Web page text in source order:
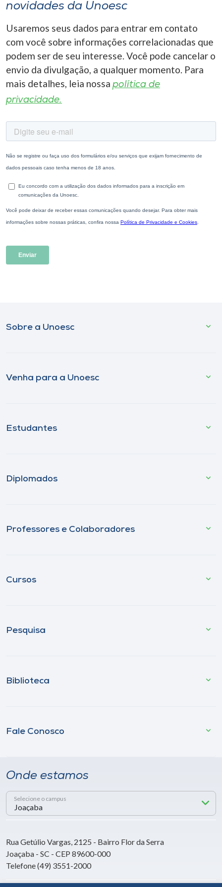
novidades da Unoesc
Usaremos seus dados para entrar em contato
com você sobre informações correlacionadas que
podem ser de seu interesse. Você pode cancelar o
envio da divulgação, a qualquer momento. Para
mais detalhes, leia nossa política de
privacidade.
Sobre a Unoesc
Venha para a Unoesc
Estudantes
Diplomados
Professores e Colaboradores
Cursos
Pesquisa
Biblioteca
Fale Conosco
Onde estamos
Selecione o campus
Rua Getúlio Vargas, 2125 - Bairro Flor da Serra
Joaçaba - SC - CEP 89600-000
Telefone (49) 3551-2000